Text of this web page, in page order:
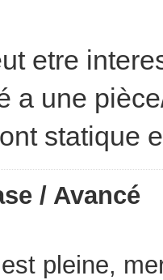
etre
a une
statique
/ Avancé
pleine,